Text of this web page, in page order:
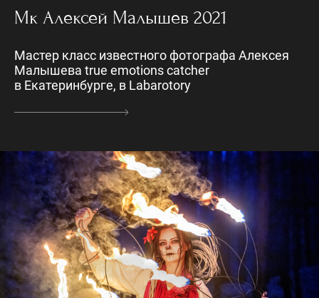
Мк Алексей Малышев 2021
Мастер класс известного фотографа Алексея
Малышева true emotions catcher
в Екатеринбурге, в Labarotory